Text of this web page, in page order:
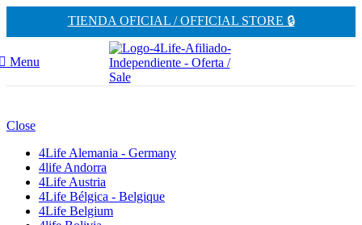
TIENDA OFICIAL / OFFICIAL STORE 🔒
Menu
Close
4Life Alemania - Germany
4life Andorra
4Life Austria
4Life Bélgica - Belgique
4Life Belgium